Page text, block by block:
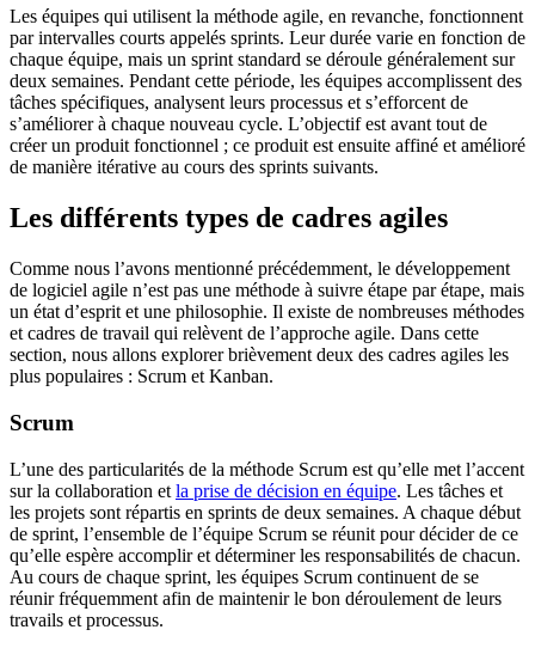
Les équipes qui utilisent la méthode agile, en revanche, fonctionnent
par intervalles courts appelés sprints. Leur durée varie en fonction de
chaque équipe, mais un sprint standard se déroule généralement sur
deux semaines. Pendant cette période, les équipes accomplissent des
tâches spécifiques, analysent leurs processus et s’efforcent de
s’améliorer à chaque nouveau cycle. L’objectif est avant tout de
créer un produit fonctionnel ; ce produit est ensuite affiné et amélioré
de manière itérative au cours des sprints suivants.
Les différents types de cadres agiles
Comme nous l’avons mentionné précédemment, le développement
de logiciel agile n’est pas une méthode à suivre étape par étape, mais
un état d’esprit et une philosophie. Il existe de nombreuses méthodes
et cadres de travail qui relèvent de l’approche agile. Dans cette
section, nous allons explorer brièvement deux des cadres agiles les
plus populaires : Scrum et Kanban.
Scrum
L’une des particularités de la méthode Scrum est qu’elle met l’accent
sur la collaboration et la prise de décision en équipe. Les tâches et
les projets sont répartis en sprints de deux semaines. A chaque début
de sprint, l’ensemble de l’équipe Scrum se réunit pour décider de ce
qu’elle espère accomplir et déterminer les responsabilités de chacun.
Au cours de chaque sprint, les équipes Scrum continuent de se
réunir fréquemment afin de maintenir le bon déroulement de leurs
travails et processus.